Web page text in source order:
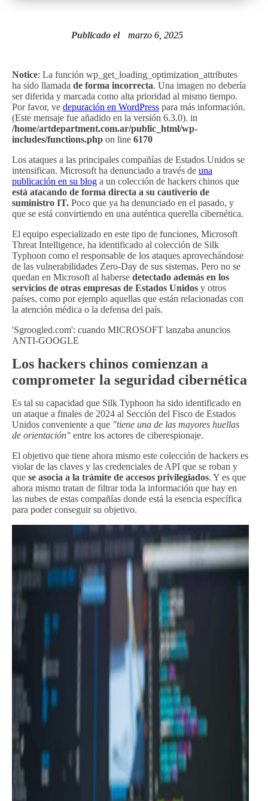
Publicado el marzo 6, 2025
Notice: La función wp_get_loading_optimization_attributes
ha sido llamada de forma incorrecta. Una imagen no debería
ser diferida y marcada como alta prioridad al mismo tiempo.
Por favor, ve depuración en WordPress para más información.
(Este mensaje fue añadido en la versión 6.3.0). in
/home/artdepartment.com.ar/public_html/wp-
includes/functions.php on line 6170
Los ataques a las principales compañías de Estados Unidos se
intensifican. Microsoft ha denunciado a través de una
publicación en su blog a un colección de hackers chinos que
está atacando de forma directa a su cautiverio de
suministro IT. Poco que ya ha denunciado en el pasado, y
que se está convirtiendo en una auténtica querella cibernética.
El equipo especializado en este tipo de funciones, Microsoft
Threat Intelligence, ha identificado al colección de Silk
Typhoon como el responsable de los ataques aprovechándose
de las vulnerabilidades Zero-Day de sus sistemas. Pero no se
quedan en Microsoft al haberse detectado además en los
servicios de otras empresas de Estados Unidos y otros
países, como por ejemplo aquellas que están relacionadas con
la atención médica o la defensa del país.
'Sgroogled.com': cuando MICROSOFT lanzaba anuncios
ANTI-GOOGLE
Los hackers chinos comienzan a
comprometer la seguridad cibernética
Es tal su capacidad que Silk Typhoon ha sido identificado en
un ataque a finales de 2024 al Sección del Fisco de Estados
Unidos conveniente a que "tiene una de las mayores huellas
de orientación" entre los actores de ciberespionaje.
El objetivo que tiene ahora mismo este colección de hackers es
violar de las claves y las credenciales de API que se roban y
que se asocia a la trámite de accesos privilegiados. Y es que
ahora mismo tratan de filtrar toda la información que hay en
las nubes de estas compañías donde está la esencia específica
para poder conseguir su objetivo.